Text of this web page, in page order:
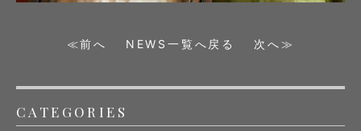
≪前へ NEWS一覧へ戻る 次へ≫
CATEGORIES